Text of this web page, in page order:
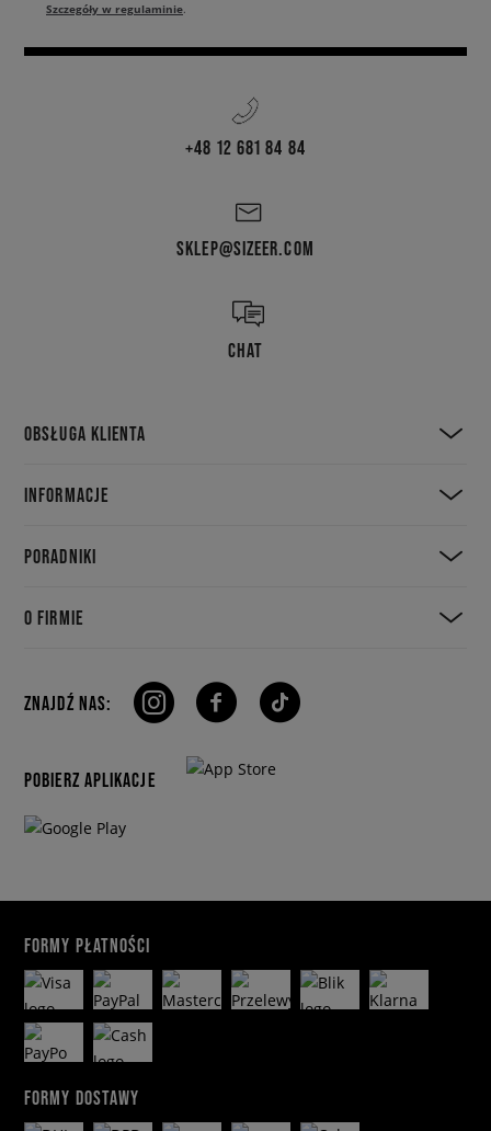
Szczegóły w regulaminie.
+48 12 681 84 84
SKLEP@SIZEER.COM
CHAT
OBSŁUGA KLIENTA
INFORMACJE
PORADNIKI
O FIRMIE
ZNAJDŹ NAS:
POBIERZ APLIKACJE
FORMY PŁATNOŚCI
FORMY DOSTAWY